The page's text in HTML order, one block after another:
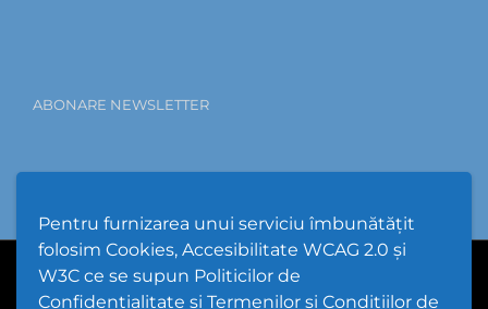
Pentru furnizarea unui serviciu îmbunătățit
folosim Cookies, Accesibilitate WCAG 2.0 și
W3C ce se supun Politicilor de
Confidențialitate și Termenilor și Condițiilor de
ABONARE NEWSLETTER
Hartă Website